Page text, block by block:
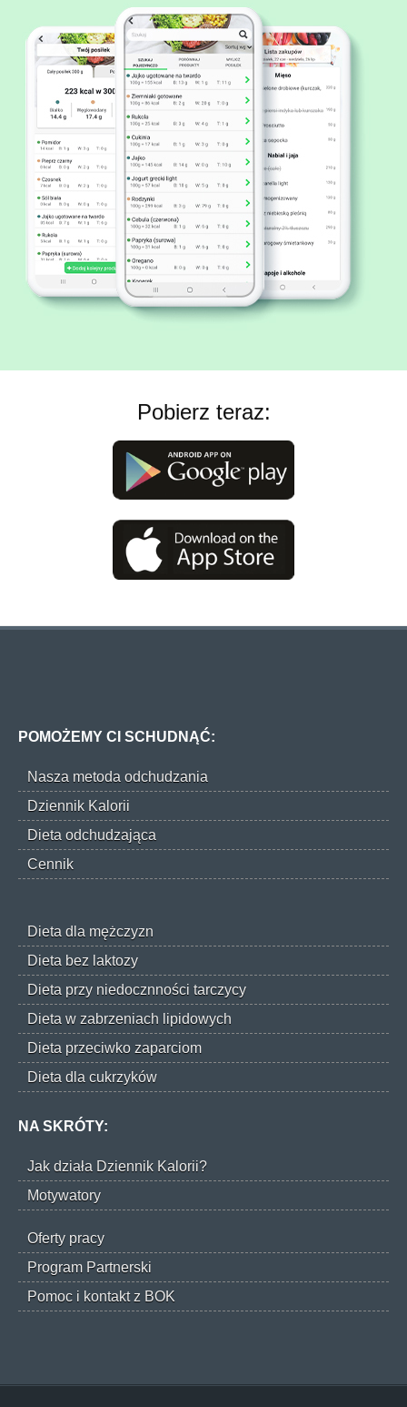
Pobierz teraz:
POMOŻEMY CI SCHUDNĄĆ:
Nasza metoda odchudzania
Dziennik Kalorii
Dieta odchudzająca
Cennik
Dieta dla mężczyzn
Dieta bez laktozy
Dieta przy niedocznności tarczycy
Dieta w zabrzeniach lipidowych
Dieta przeciwko zaparciom
Dieta dla cukrzyków
NA SKRÓTY:
Jak działa Dziennik Kalorii?
Motywatory
Oferty pracy
Program Partnerski
Pomoc i kontakt z BOK